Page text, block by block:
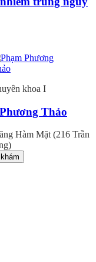
khoa I
Thảo
Hàm Mặt (216 Trần